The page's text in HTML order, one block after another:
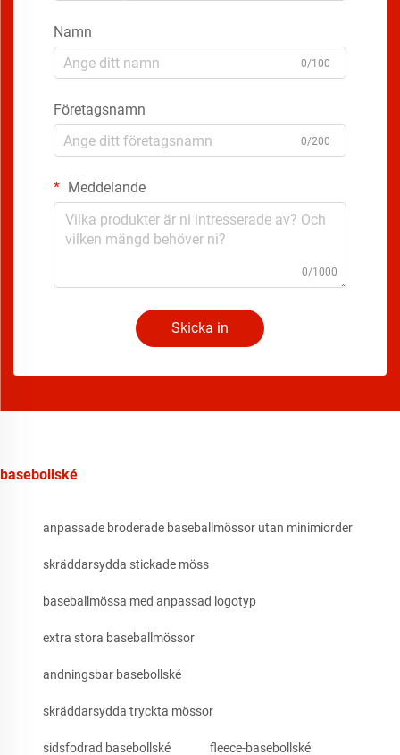
Namn
0/100
Företagsnamn
0/200
Meddelande
0/1000
Skicka in
basebollské
anpassade broderade baseballmössor utan minimiorder
skräddarsydda stickade möss
baseballmössa med anpassad logotyp
extra stora baseballmössor
andningsbar basebollské
skräddarsydda tryckta mössor
sidsfodrad basebollské fleece-basebollské